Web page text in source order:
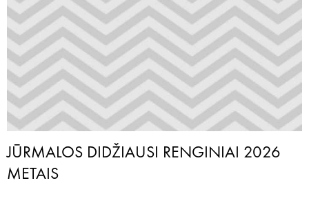
JŪRMALOS DIDŽIAUSI RENGINIAI 2026
METAIS